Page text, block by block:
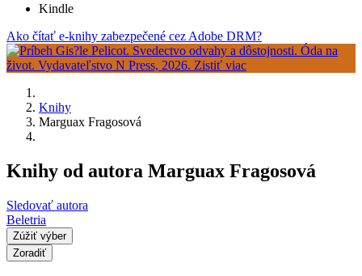
Kindle
Ako čítať e-knihy zabezpečené cez Adobe DRM?
Knihy
Marguax Fragosová
Knihy od autora Marguax Fragosová
Sledovať autora
Beletria
Zúžiť výber
Zoradiť